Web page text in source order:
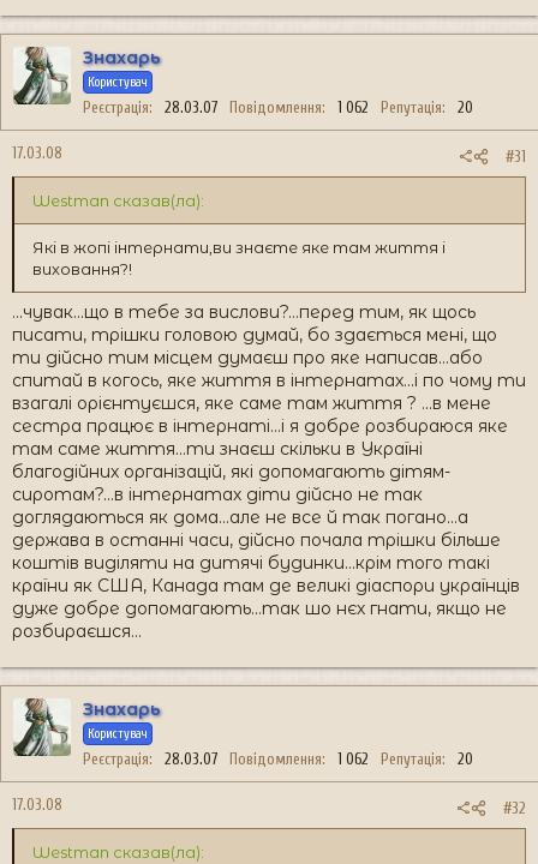
Знахарь
Користувач
Реєстрація 28.03.07 Повідомлення 1 062 Репутація 20
17.03.08 #31
Westman сказав(ла):
Які в жопі інтернати,ви знаєте яке там життя і
виховання?!
...чувак...що в тебе за вислови?...перед тим, як щось
писати, трішки головою думай, бо здається мені, що
ти дійсно тим місцем думаєш про яке написав...або
спитай в когось, яке життя в інтернатах...і по чому ти
взагалі орієнтуєшся, яке саме там життя ? ...в мене
сестра працює в інтернаті...і я добре розбираюся яке
там саме життя...ти знаєш скільки в Україні
благодійних організацій, які допомагають дітям-
сиротам?...в інтернатах діти дійсно не так
доглядаються як дома...але не все й так погано...а
держава в останні часи, дійсно почала трішки більше
коштів виділяти на дитячі будинки...крім того такі
країни як США, Канада там де великі діаспори українців
дуже добре допомагають...так шо нєх гнати, якщо не
розбираєшся...
Знахарь
Користувач
Реєстрація 28.03.07 Повідомлення 1 062 Репутація 20
17.03.08 #32
Westman сказав(ла):